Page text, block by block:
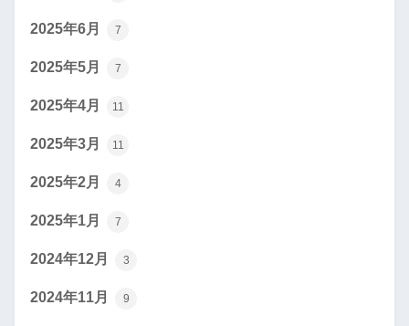
2025年6月 7
2025年5月 7
2025年4月 11
2025年3月 11
2025年2月 4
2025年1月 7
2024年12月 3
2024年11月 9